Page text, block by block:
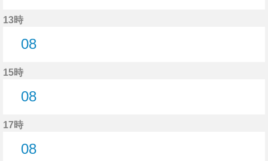
13時
08
15時
08
17時
08